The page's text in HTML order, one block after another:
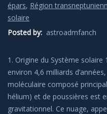
épars, Région
solaire
Posted by: astroadmfanch
1. Origine du Système solaire
environ 4,6 milliards
moléculaire composé
hélium) et de poussières est
gravitationnel. Ce nuage,